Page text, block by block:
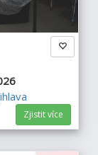
Zjistit více